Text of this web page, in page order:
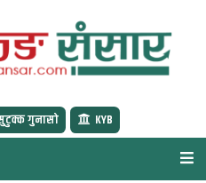
गुनासो KYB